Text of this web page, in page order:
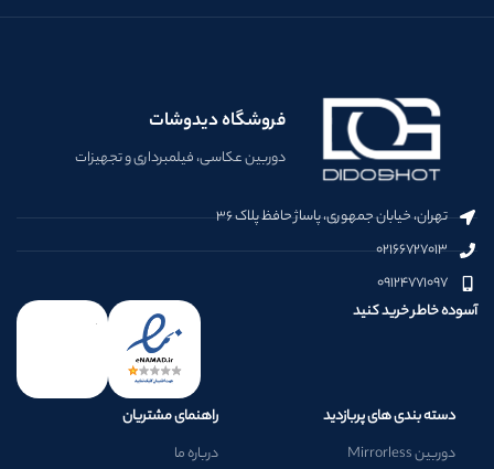
فروشگاه دیدوشات
دوربین عکاسی، فیلمبرداری و تجهیزات
تهران، خیابان جمهوری، پاساژ حافظ پلاک ۳۶
۰۲۱۶۶۷۲۷۰۱۳
۰۹۱۲۴۷۷۱۰۹۷
دسته بندی های پربازدید
دوربین Mirrorless
راهنمای مشتریان
درباره ما
آسوده خاطر خرید کنید